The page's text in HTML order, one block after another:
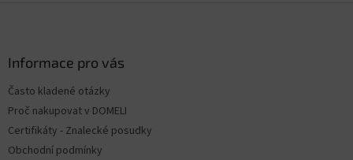
Informace pro vás
Často kladené otázky
Proč nakupovat v DOMELI
Certifikáty - Znalecké posudky
Obchodní podmínky